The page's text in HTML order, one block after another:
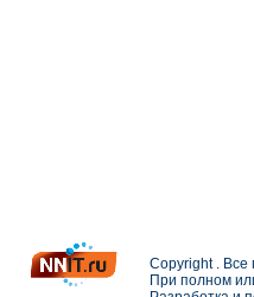
Copyright .
При полном